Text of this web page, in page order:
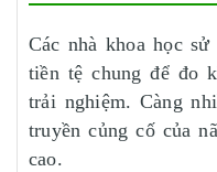
Các nhà khoa học
tiền tệ chung để đo
trải nghiệm. Càng
truyền củng cố của
cao.